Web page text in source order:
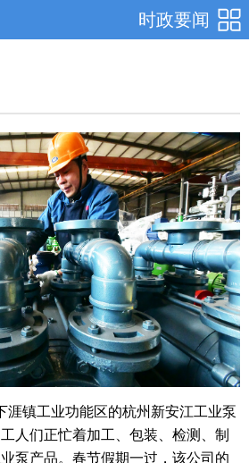
时政要闻
涯镇工业功能区的杭州新安江工业泵
人们正忙着加工、包装、检测、制
泵产品。春节假期一过，该公司的